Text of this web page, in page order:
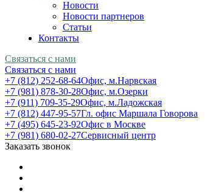
Новости
Новости партнеров
Статьи
Контакты
Связаться с нами
Связаться с нами
+7 (812) 252-68-64Офис, м.Нарвская
+7 (981) 878-30-28Офис, м.Озерки
+7 (911) 709-35-29Офис, м.Ладожская
+7 (812) 447-95-57Гл. офис Маршала Говорова
+7 (495) 645-23-92Офис в Москве
+7 (981) 680-02-27Сервисный центр
Заказать звонок